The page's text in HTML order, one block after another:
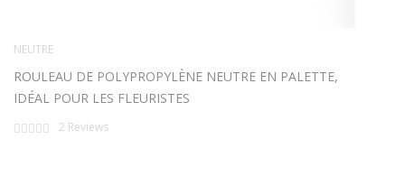
NEUTRE
ROULEAU DE POLYPROPYLÈNE NEUTRE EN PALETTE,
IDÉAL POUR LES FLEURISTES
Rating:
2 Reviews